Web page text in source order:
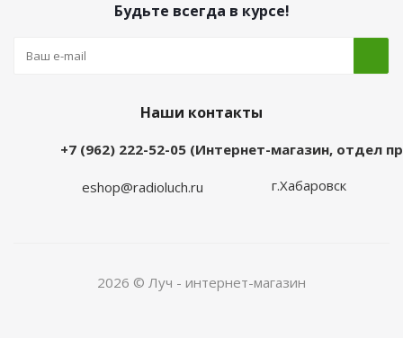
Будьте всегда в курсе!
Наши контакты
+7 (962) 222-52-05 (Интернет-магазин, отдел
eshop@radioluch.ru г.Хабаровск
2026 © Луч - интернет-магазин